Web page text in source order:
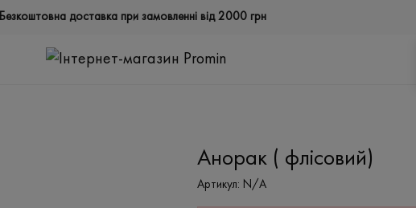
Безкоштовна доставка при замовленні від 2000 грн
Анорак ( флісовий)
Артикул: N/A